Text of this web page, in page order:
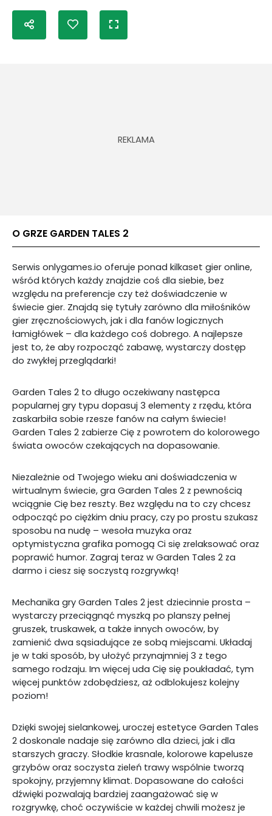
O GRZE GARDEN TALES 2
Serwis onlygames.io oferuje ponad kilkaset gier online,
wśród których każdy znajdzie coś dla siebie, bez
względu na preferencje czy też doświadczenie w
świecie gier. Znajdą się tytuły zarówno dla miłośników
gier zręcznościowych, jak i dla fanów logicznych
łamigłówek – dla każdego coś dobrego. A najlepsze
jest to, że aby rozpocząć zabawę, wystarczy dostęp
do zwykłej przeglądarki!
Garden Tales 2 to długo oczekiwany następca
popularnej gry typu dopasuj 3 elementy z rzędu, która
zaskarbiła sobie rzesze fanów na całym świecie!
Garden Tales 2 zabierze Cię z powrotem do kolorowego
świata owoców czekających na dopasowanie.
Niezależnie od Twojego wieku ani doświadczenia w
wirtualnym świecie, gra Garden Tales 2 z pewnością
wciągnie Cię bez reszty. Bez względu na to czy chcesz
odpocząć po ciężkim dniu pracy, czy po prostu szukasz
sposobu na nudę – wesoła muzyka oraz
optymistyczna grafika pomogą Ci się zrelaksować oraz
poprawić humor. Zagraj teraz w Garden Tales 2 za
darmo i ciesz się soczystą rozgrywką!
Mechanika gry Garden Tales 2 jest dziecinnie prosta –
wystarczy przeciągnąć myszką po planszy pełnej
gruszek, truskawek, a także innych owoców, by
zamienić dwa sąsiadujące ze sobą miejscami. Układaj
je w taki sposób, by ułożyć przynajmniej 3 z tego
samego rodzaju. Im więcej uda Cię się poukładać, tym
więcej punktów zdobędziesz, aż odblokujesz kolejny
poziom!
Dzięki swojej sielankowej, uroczej estetyce Garden Tales
2 doskonale nadaje się zarówno dla dzieci, jak i dla
starszych graczy. Słodkie krasnale, kolorowe kapelusze
grzybów oraz soczysta zieleń trawy wspólnie tworzą
spokojny, przyjemny klimat. Dopasowane do całości
dźwięki pozwalają bardziej zaangażować się w
rozgrywkę, choć oczywiście w każdej chwili możesz je